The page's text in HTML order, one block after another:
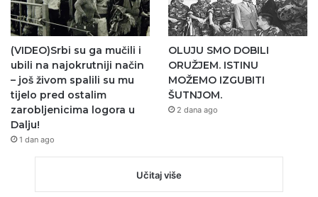
(VIDEO)Srbi su ga mučili i
ubili na najokrutniji način
– još živom spalili su mu
tijelo pred ostalim
zarobljenicima logora u
Dalju!
1 dan ago
OLUJU SMO DOBILI
ORUŽJEM. ISTINU
MOŽEMO IZGUBITI
ŠUTNJOM.
2 dana ago
Učitaj više